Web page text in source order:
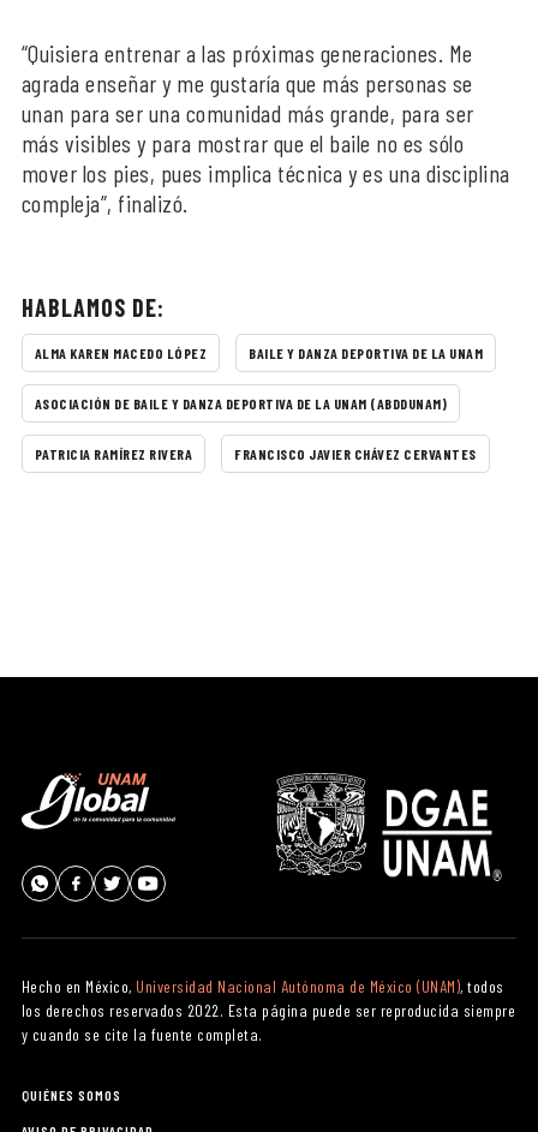
“Quisiera entrenar a las próximas generaciones. Me
agrada enseñar y me gustaría que más personas se
unan para ser una comunidad más grande, para ser
más visibles y para mostrar que el baile no es sólo
mover los pies, pues implica técnica y es una disciplina
compleja”, finalizó.
HABLAMOS DE:
ALMA KAREN MACEDO LÓPEZ BAILE Y DANZA DEPORTIVA DE LA UNAM
ASOCIACIÓN DE BAILE Y DANZA DEPORTIVA DE LA UNAM (ABDDUNAM)
PATRICIA RAMÍREZ RIVERA FRANCISCO JAVIER CHÁVEZ CERVANTES
Hecho en México, Universidad Nacional Autónoma de México (UNAM), todos
los derechos reservados 2022. Esta página puede ser reproducida siempre
y cuando se cite la fuente completa.
QUIÉNES SOMOS